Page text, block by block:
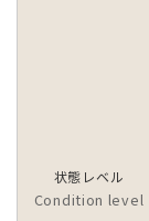
状態レベル
Condition level